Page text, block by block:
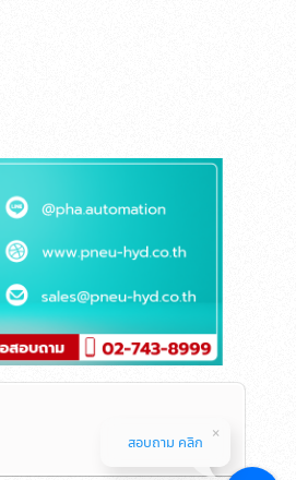
สอบถาม คลิก